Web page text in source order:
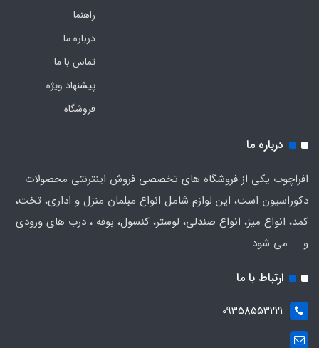
راهنما
درباره ما
تماس با ما
پیشنهاد ویژه
فروشگاه
درباره ما
افراچوب یکی از فروشگاه های تخصصی فروش اینترنتی محصولات
دکوراسیون است، این لوازم شامل انواع مبلمان منزل و اداری، تخت،
کمد، انواع میز، انواع صندلی، لوستر، کنسول، بوفه ، درب های ورودی
و ... می شود.
ارتباط با ما
09358553221